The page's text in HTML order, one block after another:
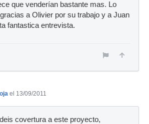
que venderían bastante mas. Lo
a Olivier por su trabajo y a Juan
fantastica entrevista.
el 13/09/2011
covertura a este proyecto,